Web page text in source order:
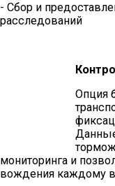
- Сбор и
расследований
Опция
мониторинга и
вождения каждому